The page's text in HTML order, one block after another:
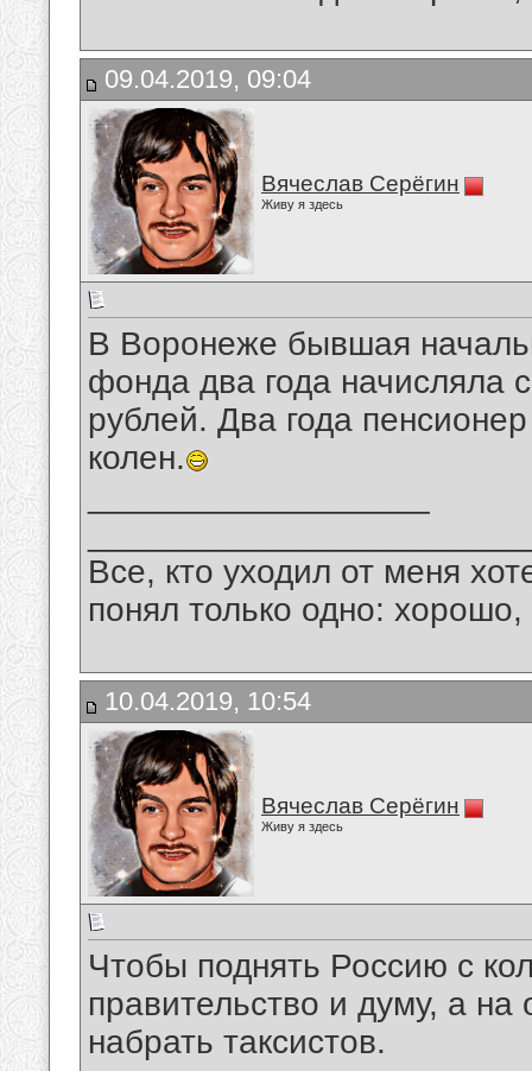
09.04.2019, 09:04
Вячеслав Серёгин
Живу я здесь
В Воронеже бывшая
фонда два года начисляла
рублей. Два года
колен.
Все, кто уходил от меня
понял только одно:
10.04.2019, 10:54
Вячеслав Серёгин
Живу я здесь
Чтобы поднять Россию с
правительство и думу, а
набрать таксистов.